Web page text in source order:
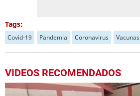
Tags:
Covid-19 Pandemia Coronavirus Vacunas
VIDEOS RECOMENDADOS